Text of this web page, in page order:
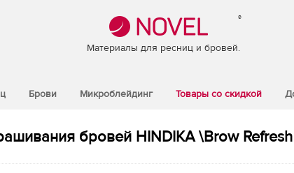
®
Материалы для ресниц и бровей.
Брови Микроблейдинг Товары со скидкой
бровей HINDIKA \Brow